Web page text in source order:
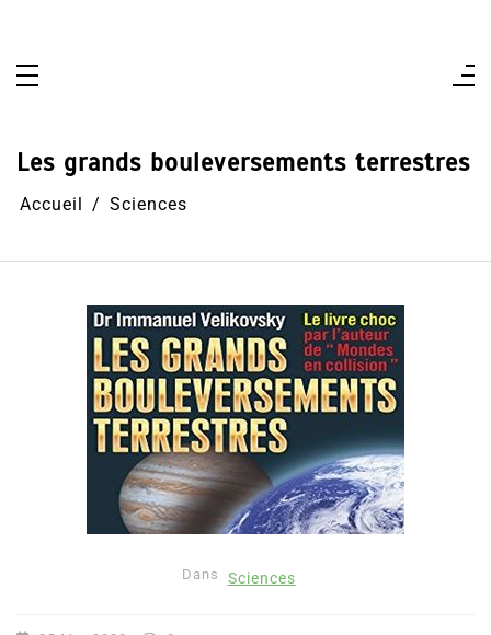
Les grands bouleversements terrestres
Accueil Sciences
Dans Sciences